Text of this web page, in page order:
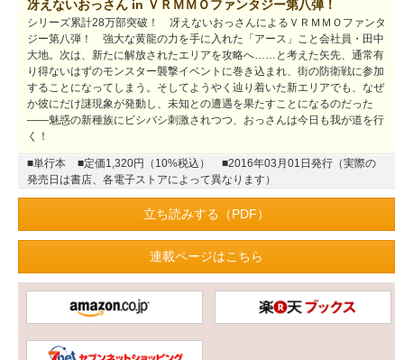
冴えないおっさん in ＶＲＭＭＯファンタジー第八弾！
シリーズ累計28万部突破！ 冴えないおっさんによるＶＲＭＭＯファンタ
ジー第八弾！ 強大な黄龍の力を手に入れた「アース」こと会社員・田中
大地。次は、新たに解放されたエリアを攻略へ……と考えた矢先、通常有
り得ないはずのモンスター襲撃イベントに巻き込まれ、街の防衛戦に参加
することになってしまう。そしてようやく辿り着いた新エリアでも、なぜ
か彼にだけ謎現象が発動し、未知との遭遇を果たすことになるのだった
――魅惑の新種族にビシバシ刺激されつつ、おっさんは今日も我が道を行
く！
■単行本 ■定価1,320円（10%税込）
■2016年03月01日発行（実際の
発売日は書店、各電子ストアによって異なります）
立ち読みする（PDF）
連載ページはこちら